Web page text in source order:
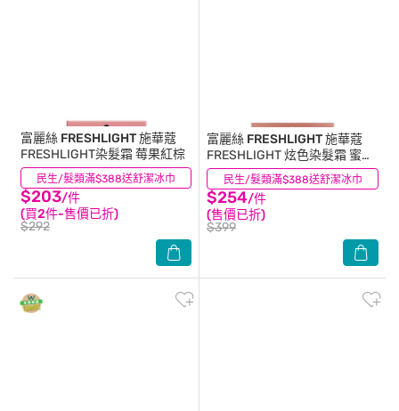
民生/髮類滿$388送舒潔冰巾
富麗絲 FRESHLIGHT施華蔻
FRESHLIGHT染髮霜 莓果紅棕
$203/件
(買2件-售價已折)
$292
(3) 民生/髮類滿$388送舒潔冰巾
富麗絲 FRESHLIGHT施華蔻
FRESHLIGHT 炫色染髮霜 蜜桃
暖棕
$254/件
(售價已折)
$399
(0)